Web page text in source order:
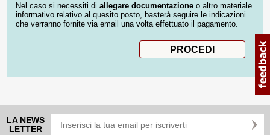
Nel caso si necessiti di allegare documentazione o altro materiale
informativo relativo al quesito posto, basterà seguire le indicazioni
che verranno fornite via email una volta effettuato il pagamento.
LA NEWS
LETTER